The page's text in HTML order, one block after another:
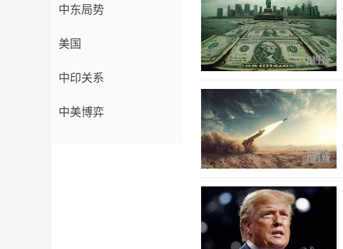
中东局势
美国
中印关系
中美博弈